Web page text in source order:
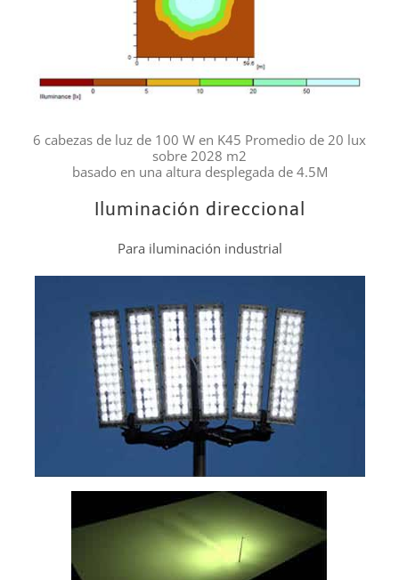
6 cabezas de luz de 100 W en K45 Promedio de 20 lux
sobre 2028 m2
basado en una altura desplegada de 4.5M
Iluminación direccional
Para iluminación industrial